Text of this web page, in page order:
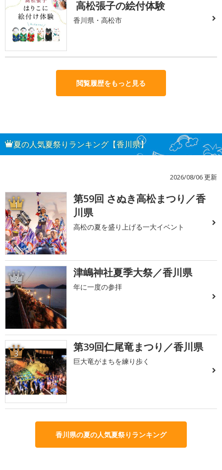
高松張子の絵付体験
香川県・高松市
閲覧履歴をもっと見る
夏の人気夏祭りランキング【香川県】
2026/08/06 更新
1
第59回 さぬき高松まつり／香
川県
高松の夏を盛り上げる一大イベント
2 津嶋神社夏季大祭／香川県
年に一度の参拝
3 第39回仁尾竜まつり／香川県
巨大竜がまちを練り歩く
香川県の夏の人気夏祭りランキング